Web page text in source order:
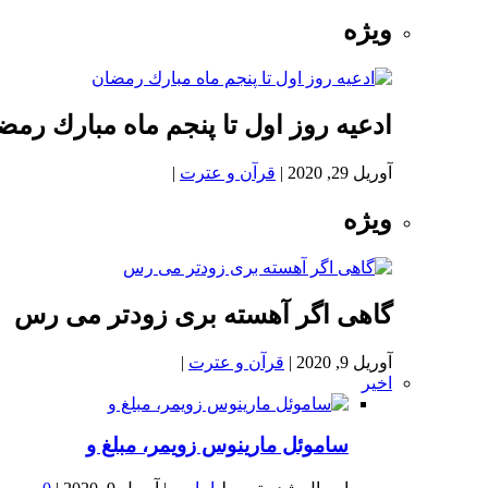
ویژه
ادعيه روز اول تا پنجم ماه مبارك
آوریل 29, 2020 | قرآن و عترت |
ویژه
گاهی اگر آهسته بری زودتر می رس
آوریل 9, 2020 | قرآن و عترت |
اخیر
ساموئل مارینوس زویمر، مبلغ و